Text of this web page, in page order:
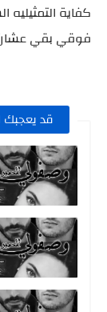
كفاية
فوقي بقي
قد يعجبك